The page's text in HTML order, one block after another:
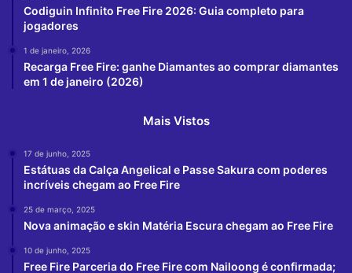
Codiguin Infinito Free Fire 2026: Guia completo para
jogadores
1 de janeiro, 2026
Recarga Free Fire: ganhe Diamantes ao comprar diamantes
em 1 de janeiro (2026)
Mais Vistos
17 de junho, 2025
Estátuas da Calça Angelical e Passe Sakura com poderes
incríveis chegam ao Free Fire
25 de março, 2025
Nova animação e skin Matéria Escura chegam ao Free Fire
10 de junho, 2025
Free Fire Parceria do Free Fire com Nailoong é confirmada;